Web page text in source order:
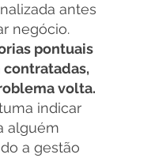
antes
negócio.
pontuais
contratadas,
volta.
indicar
alguém
a gestão